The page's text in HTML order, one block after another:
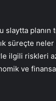
slaytta
süreçte
ilgili riskleri
ve